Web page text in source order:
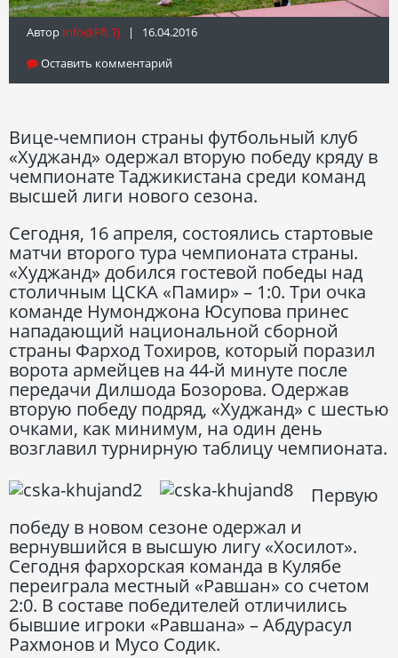
Автор Info@fft.tj | 16.04.2016
Оставить комментарий
Вице-чемпион страны футбольный клуб
«Худжанд» одержал вторую победу кряду в
чемпионате Таджикистана среди команд
высшей лиги нового сезона.
Сегодня, 16 апреля, состоялись стартовые
матчи второго тура чемпионата страны.
«Худжанд» добился гостевой победы над
столичным ЦСКА «Памир» – 1:0. Три очка
команде Нумонджона Юсупова принес
нападающий национальной сборной
страны Фарход Тохиров, который поразил
ворота армейцев на 44-й минуте после
передачи Дилшода Бозорова. Одержав
вторую победу подряд, «Худжанд» с шестью
очками, как минимум, на один день
возглавил турнирную таблицу чемпионата.
Первую
победу в новом сезоне одержал и
вернувшийся в высшую лигу «Хосилот».
Сегодня фархорская команда в Кулябе
переиграла местный «Равшан» со счетом
2:0. В составе победителей отличились
бывшие игроки «Равшана» – Абдурасул
Рахмонов и Мусо Содик.